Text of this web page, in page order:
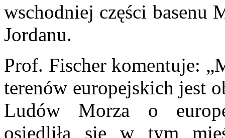
wschodniej części basenu
Jordanu.
Prof. Fischer komentuje:
terenów europejskich jest
Ludów Morza o
osiedliła się w tym